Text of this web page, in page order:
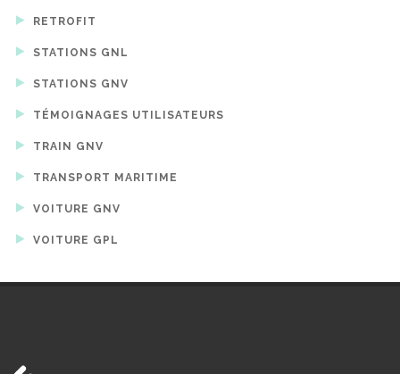
RETROFIT
STATIONS GNL
STATIONS GNV
TÉMOIGNAGES UTILISATEURS
TRAIN GNV
TRANSPORT MARITIME
VOITURE GNV
VOITURE GPL